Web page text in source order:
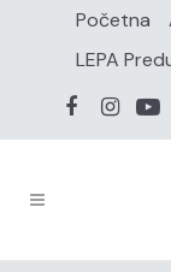
Početna
LEPA